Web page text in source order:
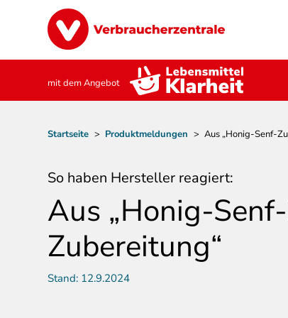
Image
mit dem Angebot
Pfadnavigation
Startseite > Produktmeldungen > Aus „Honig-Senf-
So haben Hersteller reagiert:
Aus „Honig-
Zubereitung“
Stand: 12.9.2024